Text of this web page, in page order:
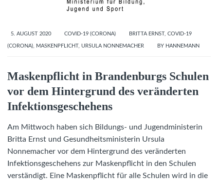
5. AUGUST 2020 COVID-19 (CORONA) BRITTA ERNST, COVID-19
(CORONA) MASKENPFLICHT, URSULA NONNEMACHER BY HANNEMANN
Maskenpflicht in Brandenburgs Schulen
vor dem Hintergrund des veränderten
Infektionsgeschehens
Am Mittwoch haben sich Bildungs- und Jugendministerin
Britta Ernst und Gesundheitsministerin Ursula
Nonnemacher vor dem Hintergrund des veränderten
Infektionsgeschehens zur Maskenpflicht in den Schulen
verständigt. Eine Maskenpflicht für alle Schulen wird in die